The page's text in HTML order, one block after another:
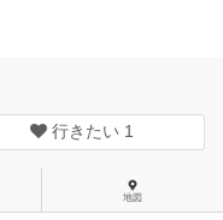
行きたい 1
地図